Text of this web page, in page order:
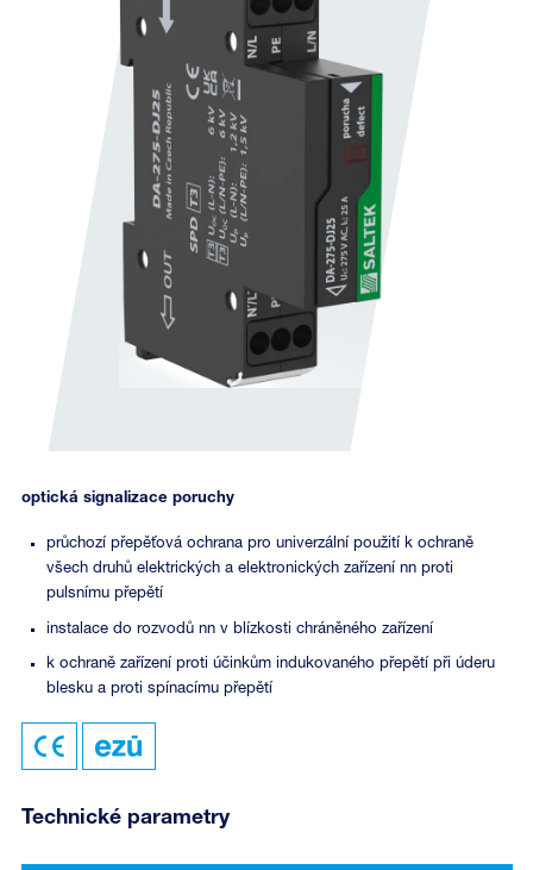
optická signalizace poruchy
průchozí přepěťová ochrana pro univerzální použití k ochraně
všech druhů elektrických a elektronických zařízení nn proti
pulsnímu přepětí
instalace do rozvodů nn v blízkosti chráněného zařízení
k ochraně zařízení proti účinkům indukovaného přepětí při úderu
blesku a proti spínacímu přepětí
Technické parametry